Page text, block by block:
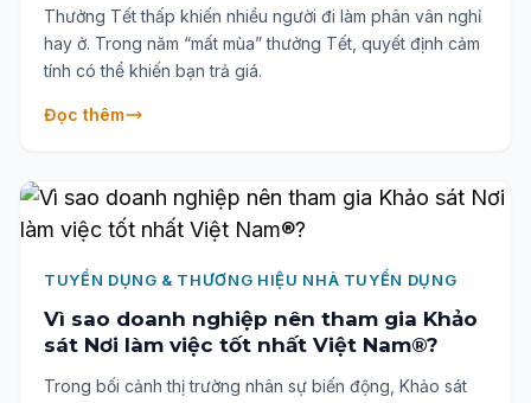
Thưởng Tết thấp khiến nhiều người đi làm phân vân nghỉ
hay ở. Trong năm “mất mùa” thưởng Tết, quyết định cảm
tính có thể khiến bạn trả giá.
Đọc thêm
TUYỂN DỤNG & THƯƠNG HIỆU NHÀ TUYỂN DỤNG
Vì sao doanh nghiệp nên tham gia Khảo
sát Nơi làm việc tốt nhất Việt Nam®?
Trong bối cảnh thị trường nhân sự biến động, Khảo sát